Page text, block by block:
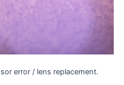
error / lens replacement.